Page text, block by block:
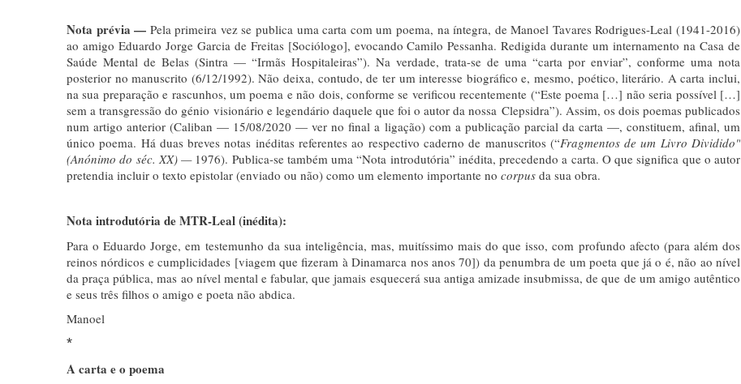
Nota prévia — Pela primeira vez se publica uma carta com um poema, na íntegra, de Manoel Tavares Rodrigues-Leal (1941-2016)
ao amigo Eduardo Jorge Garcia de Freitas [Sociólogo], evocando Camilo Pessanha. Redigida durante um internamento na Casa de
Saúde Mental de Belas (Sintra — “Irmãs Hospitaleiras”). Na verdade, trata-se de uma “carta por enviar”, conforme uma nota
posterior no manuscrito (6/12/1992). Não deixa, contudo, de ter um interesse biográfico e, mesmo, poético, literário. A carta inclui,
na sua preparação e rascunhos, um poema e não dois, conforme se verificou recentemente (“Este poema […] não seria possível […]
sem a transgressão do génio visionário e legendário daquele que foi o autor da nossa Clepsidra”). Assim, os dois poemas publicados
num artigo anterior (Caliban — 15/08/2020 — ver no final a ligação) com a publicação parcial da carta —, constituem, afinal, um
único poema. Há duas breves notas inéditas referentes ao respectivo caderno de manuscritos (“Fragmentos de um Livro Dividido"
(Anónimo do séc. XX) — 1976). Publica-se também uma “Nota introdutória” inédita, precedendo a carta. O que significa que o autor
pretendia incluir o texto epistolar (enviado ou não) como um elemento importante no corpus da sua obra.
Nota introdutória de MTR-Leal (inédita):
Para o Eduardo Jorge, em testemunho da sua inteligência, mas, muitíssimo mais do que isso, com profundo afecto (para além dos
reinos nórdicos e cumplicidades [viagem que fizeram à Dinamarca nos anos 70]) da penumbra de um poeta que já o é, não ao nível
da praça pública, mas ao nível mental e fabular, que jamais esquecerá sua antiga amizade insubmissa, de que de um amigo autêntico
e seus três filhos o amigo e poeta não abdica.
Manoel
*
A carta e o poema